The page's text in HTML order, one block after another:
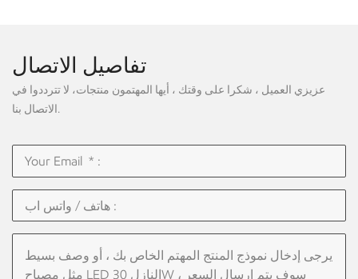
تفاصيل الاتصال
عزيزي العميل ، شكرا على وقتك ، أيها المهتمون منتجات، لا تترددوا في
الاتصال بنا.